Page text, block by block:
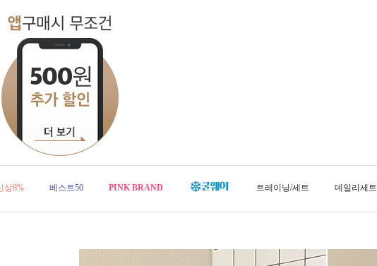
상8% 베스트50 PINK BRAND 트레이닝/세트 데일리세트